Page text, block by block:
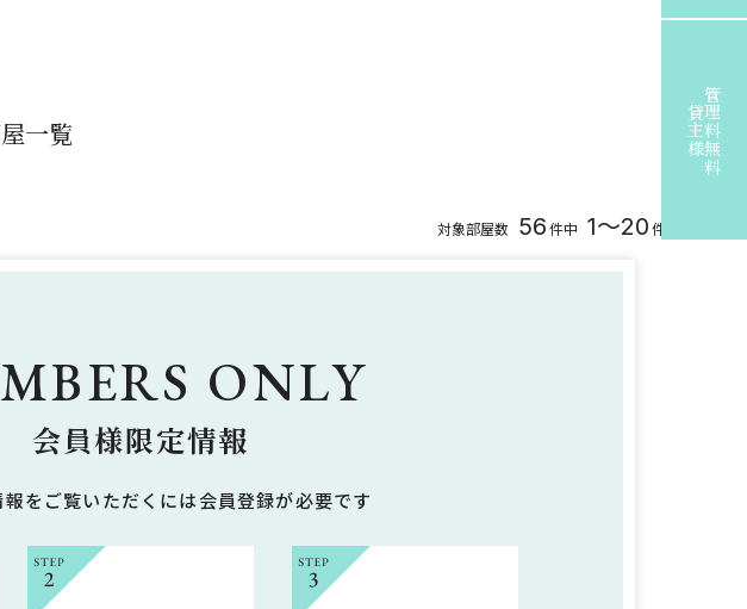
一覧
対象部屋数 56 件中 1～20 件表示
ONLY
会員様限定情報
報をご覧いただくには会員登録が必要です
貸主様管理料無料